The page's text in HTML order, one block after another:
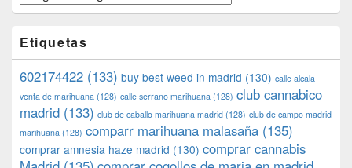
Etiquetas
602174422 (133) buy best weed in madrid (130) calle alcala
venta de marihuana (128) calle serrano marihuana (128) club cannabico
madrid (133) club de caballo marihuana madrid (128) club de campo madrid
marihuana (128) comparr marihuana malasaña (135)
comprar amnesia haze madrid (130) comprar cannabis